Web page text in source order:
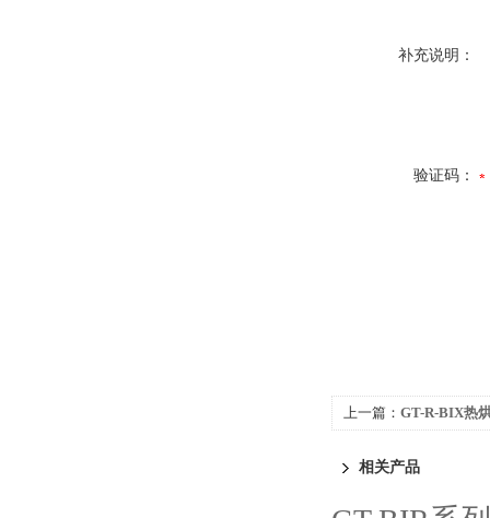
补充说明：
验证码：
上一篇： GT-R-BIX热
相关产品